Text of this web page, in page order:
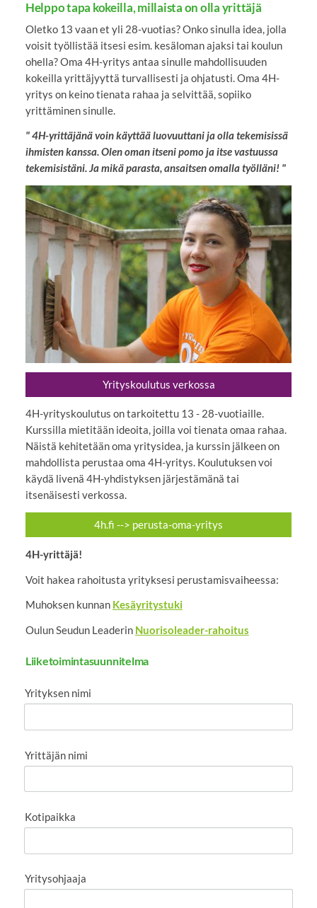
Helppo tapa kokeilla, millaista on olla yrittäjä
Oletko 13 vaan et yli 28-vuotias? Onko sinulla idea, jolla
voisit työllistää itsesi esim. kesäloman ajaksi tai koulun
ohella? Oma 4H-yritys antaa sinulle mahdollisuuden
kokeilla yrittäjyyttä turvallisesti ja ohjatusti. Oma 4H-
yritys on keino tienata rahaa ja selvittää, sopiiko
yrittäminen sinulle.
" 4H-yrittäjänä voin käyttää luovuuttani ja olla tekemisissä
ihmisten kanssa. Olen oman itseni pomo ja itse vastuussa
tekemisistäni. Ja mikä parasta, ansaitsen omalla työlläni! "
Yrityskoulutus verkossa
4H-yrityskoulutus on tarkoitettu 13 - 28-vuotiaille.
Kurssilla mietitään ideoita, joilla voi tienata omaa rahaa.
Näistä kehitetään oma yritysidea, ja kurssin jälkeen on
mahdollista perustaa oma 4H-yritys. Koulutuksen voi
käydä livenä 4H-yhdistyksen järjestämänä tai
itsenäisesti verkossa.
4h.fi --> perusta-oma-yritys
4H-yrittäjä!
Voit hakea rahoitusta yrityksesi perustamisvaiheessa:
Muhoksen kunnan Kesäyritystuki
Oulun Seudun Leaderin Nuorisoleader-rahoitus
Liiketoimintasuunnitelma
Yrityksen nimi
Yrittäjän nimi
Kotipaikka
Yritysohjaaja